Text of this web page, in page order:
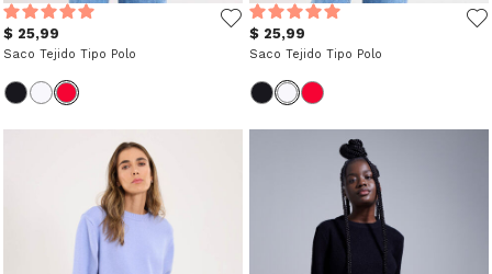
$ 25,99
Saco Tejido Tipo Polo
$ 25,99
Saco Tejido Tipo Polo